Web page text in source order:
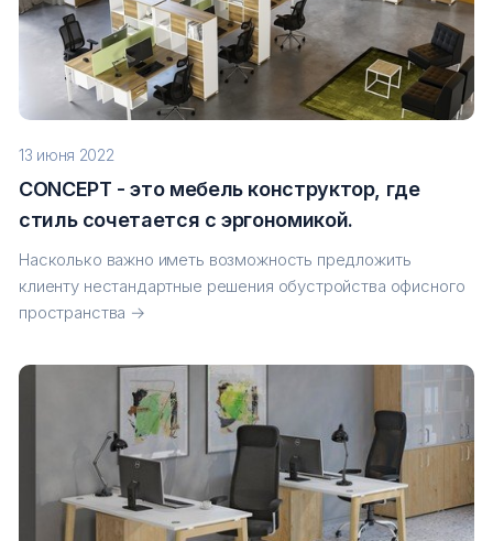
13 июня 2022
CONCEPT - это мебель конструктор, где
стиль сочетается с эргономикой.
Насколько важно иметь возможность предложить
клиенту нестандартные решения обустройства офисного
пространства →